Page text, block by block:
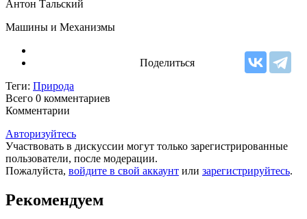
Антон Тальский
Машины и Механизмы
Поделиться
Теги: Природа
Всего 0 комментариев
Комментарии
Авторизуйтесь
Участвовать в дискуссии могут только зарегистрированные
пользователи, после модерации.
Пожалуйста, войдите в свой аккаунт или зарегистрируйтесь.
Рекомендуем